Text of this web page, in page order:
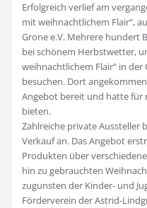
Erfolgreich verlief am
mit weihnachtlichem Flair“,
Grone e.V. Mehrere hundert
bei schönem Herbstwetter,
weihnachtlichem Flair“ in
besuchen. Dort
Angebot bereit und hatte für
bieten.
Zahlreiche private Aussteller
Verkauf an. Das Angebot
Produkten über
hin zu gebrauchten
zugunsten der Kinder- und
Förderverein der Astrid-